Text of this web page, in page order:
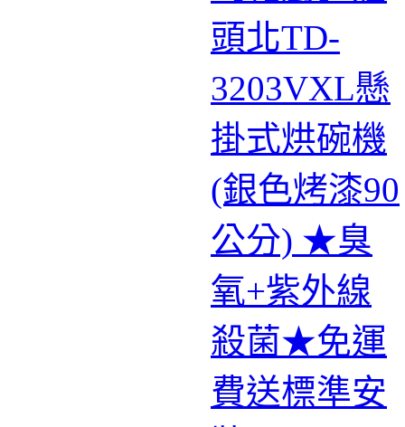
頭北TD-
3203VXL懸
掛式烘碗機
(銀色烤漆90
公分) ★臭
氧+紫外線
殺菌★免運
費送標準安